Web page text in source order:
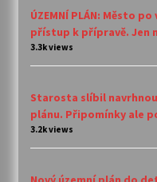
ÚZEMNÍ PLÁN: Město
přístup k přípravě. Jen
3.3k views
Starosta slíbil
plánu. Připomínky ale
3.2k views